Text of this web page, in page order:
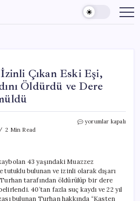
Çıkan Eski Eşi,
Öldürdü ve Dere
2 Min Read
Cezaevinden
Kaybolan
Kadını
Öldürdü
ve
Dere
yorumlar kapalı
43 yaşındaki Muazzez
tutuklu bulunan ve izinli olarak dışarı
tarafından öldürülüp bir dere
40’tan fazla suç kaydı ve 22 yıl
bulunan Turhan hakkında “Kasten